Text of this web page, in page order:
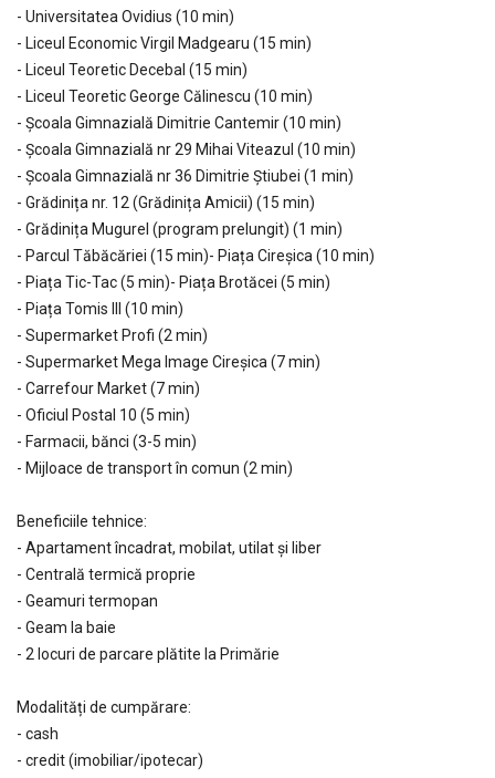
- Universitatea Ovidius (10 min)
- Liceul Economic Virgil Madgearu (15 min)
- Liceul Teoretic Decebal (15 min)
- Liceul Teoretic George Călinescu (10 min)
- Școala Gimnazială Dimitrie Cantemir (10 min)
- Școala Gimnazială nr 29 Mihai Viteazul (10 min)
- Școala Gimnazială nr 36 Dimitrie Știubei (1 min)
- Grădinița nr. 12 (Grădinița Amicii) (15 min)
- Grădinița Mugurel (program prelungit) (1 min)
- Parcul Tăbăcăriei (15 min)- Piața Cireșica (10 min)
- Piața Tic-Tac (5 min)- Piața Brotăcei (5 min)
- Piața Tomis III (10 min)
- Supermarket Profi (2 min)
- Supermarket Mega Image Cireșica (7 min)
- Carrefour Market (7 min)
- Oficiul Postal 10 (5 min)
- Farmacii, bănci (3-5 min)
- Mijloace de transport în comun (2 min)
Beneficiile tehnice:
- Apartament încadrat, mobilat, utilat și liber
- Centrală termică proprie
- Geamuri termopan
- Geam la baie
- 2 locuri de parcare plătite la Primărie
Modalități de cumpărare:
- cash
- credit (imobiliar/ipotecar)